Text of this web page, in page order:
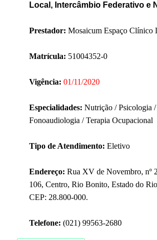
Local, Intercâmbio Federativo e
Prestador: Mosaicum Espaço Clínico
Matrícula: 51004352-0
Vigência: 01/11/2020
Especialidades: Nutrição / Psicologia /
Fonoaudiologia / Terapia Ocupacional
Tipo de Atendimento: Eletivo
Endereço: Rua XV de Novembro, nº
106, Centro, Rio Bonito, Estado do
CEP: 28.800-000.
Telefone: (021) 99563-2680